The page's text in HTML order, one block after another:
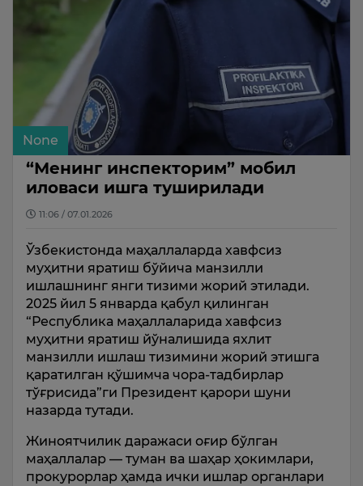
None
“Менинг инспекторим” мобил
иловаси ишга туширилади
11:06 / 07.01.2026
Ўзбекистонда маҳаллаларда хавфсиз
муҳитни яратиш бўйича манзилли
ишлашнинг янги тизими жорий этилади.
2025 йил 5 январда қабул қилинган
“Республика маҳаллаларида хавфсиз
муҳитни яратиш йўналишида яхлит
манзилли ишлаш тизимини жорий этишга
қаратилган қўшимча чора-тадбирлар
тўғрисида”ги Президент қарори шуни
назарда тутади.
Жиноятчилик даражаси оғир бўлган
маҳаллалар — туман ва шаҳар ҳокимлари,
прокурорлар ҳамда ички ишлар органлари